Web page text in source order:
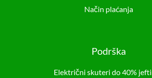
Način plaćanja
Podrška
Električni skuteri do 40%